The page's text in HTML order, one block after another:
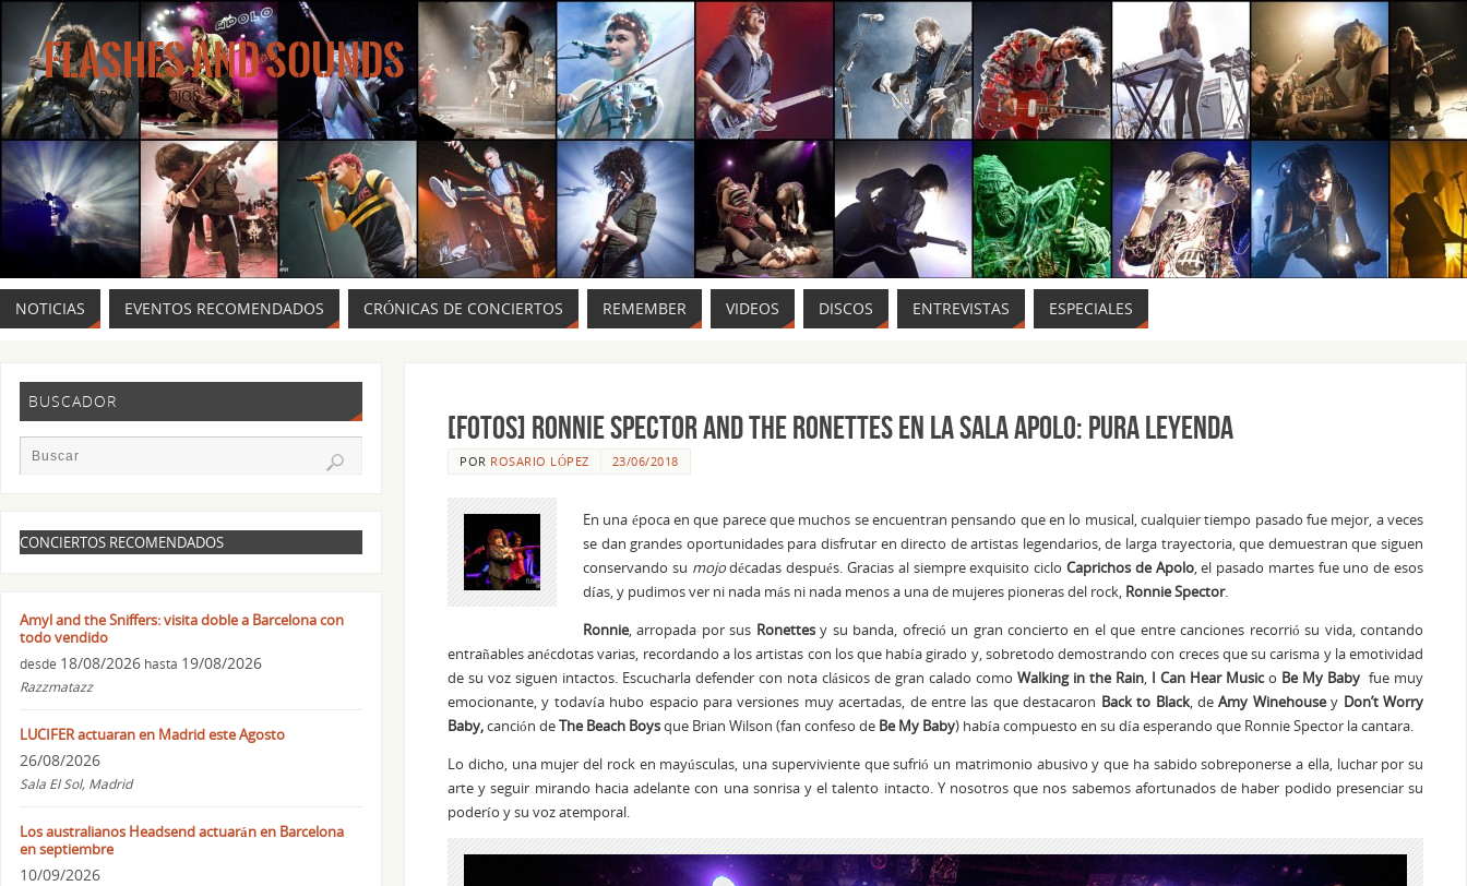
FLASHES AND SOUNDS
MÚSICA PARA LOS OJOS.
NOTICIAS EVENTOS RECOMENDADOS CRÓNICAS DE CONCIERTOS REMEMBER VIDEOS DISCOS ENTREVISTAS ESPECIALES
[FOTOS] Ronnie Spector and the Ronettes en la Sala Apolo: pura leyenda
POR ROSARIO LÓPEZ 23/06/2018
En una época en que parece que muchos se encuentran pensando que en lo musical, cualquier tiempo pasado fue mejor, a veces
se dan grandes oportunidades para disfrutar en directo de artistas legendarios, de larga trayectoria, que demuestran que siguen
conservando su mojodécadas después. Gracias al siempre exquisito ciclo Caprichos de Apolo, el pasado martes fue uno de esos
días, y pudimos ver ni nada más ni nada menos a una de mujeres pioneras del rock, Ronnie Spector.
Ronnie, arropada por sus Ronettesy su banda, ofreció un gran concierto en el que entre canciones recorrió su vida, contando
entrañables anécdotas varias, recordando a los artistas con los que había girado y, sobretodo demostrando con creces que su carisma y la emotividad
de su voz siguen intactos. Escucharla defender con nota clásicos de gran calado como Walking in the Rain, I Can Hear Musico Be My Baby fue muy
emocionante, y todavía hubo espacio para versiones muy acertadas, de entre las que destacaron Back to Black, deAmy Winehousey Don’t Worry
Baby,canción deThe Beach Boysque Brian Wilson (fan confeso de Be My Baby) había compuesto en su día esperando que Ronnie Spector la cantara.
Lo dicho, una mujer del rock en mayúsculas, una superviviente que sufrió un matrimonio abusivo y que ha sabido sobreponerse a ella, luchar por su
arte y seguir mirando hacia adelante con una sonrisa y el talento intacto. Y nosotros que nos sabemos afortunados de haber podido presenciar su
poderío y su voz atemporal.
BUSCADOR
CONCIERTOS RECOMENDADOS
Amyl and the Sniffers: visita doble a Barcelona con
todo vendido
desde 18/08/2026 hasta 19/08/2026
Razzmatazz
LUCIFER actuaran en Madrid este Agosto
26/08/2026
Sala El Sol, Madrid
Los australianos Headsend actuarán en Barcelona
en septiembre
10/09/2026